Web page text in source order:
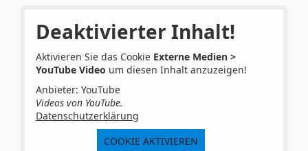
Deaktivierter Inhalt!
Aktivieren Sie das Cookie Externe Medien >
YouTube Video um diesen Inhalt anzuzeigen!
Anbieter: YouTube
Videos von YouTube.
Datenschutzerklärung
COOKIE AKTIVIEREN